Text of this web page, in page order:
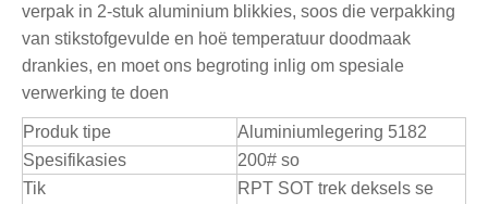
verpak in 2-stuk aluminium blikkies, soos die verpakking
van stikstofgevulde en hoë temperatuur doodmaak
drankies, en moet ons begroting inlig om spesiale
verwerking te doen
Produk tipe
Aluminiumlegering 5182
Spesifikasies
200# so
Tik
RPT SOT trek deksels se